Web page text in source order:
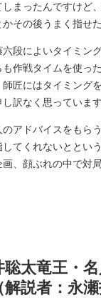
まったんですけど
その後うまく指せ
段によいタイミン
作戦タイムを使っ
匠にはタイミング
訳なく思っています
アドバイスをもら
てくれないととい
画、顔ぶれの中で対
太竜王・名
説者：永